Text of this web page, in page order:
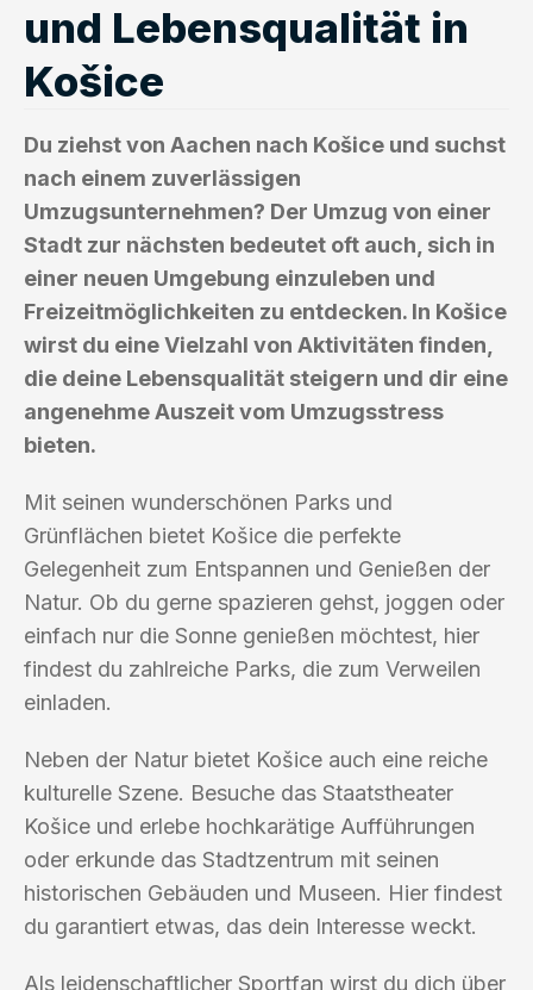
und Lebensqualität in
Košice
Du ziehst von Aachen nach Košice und suchst
nach einem zuverlässigen
Umzugsunternehmen? Der Umzug von einer
Stadt zur nächsten bedeutet oft auch, sich in
einer neuen Umgebung einzuleben und
Freizeitmöglichkeiten zu entdecken. In Košice
wirst du eine Vielzahl von Aktivitäten finden,
die deine Lebensqualität steigern und dir eine
angenehme Auszeit vom Umzugsstress
bieten.
Mit seinen wunderschönen Parks und
Grünflächen bietet Košice die perfekte
Gelegenheit zum Entspannen und Genießen der
Natur. Ob du gerne spazieren gehst, joggen oder
einfach nur die Sonne genießen möchtest, hier
findest du zahlreiche Parks, die zum Verweilen
einladen.
Neben der Natur bietet Košice auch eine reiche
kulturelle Szene. Besuche das Staatstheater
Košice und erlebe hochkarätige Aufführungen
oder erkunde das Stadtzentrum mit seinen
historischen Gebäuden und Museen. Hier findest
du garantiert etwas, das dein Interesse weckt.
Als leidenschaftlicher Sportfan wirst du dich über